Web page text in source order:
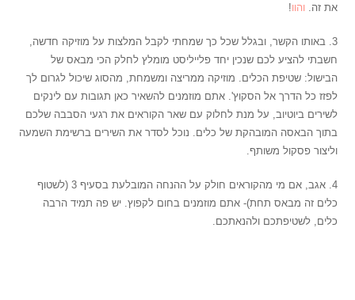
את זה.והוו!
3. באותו הקשר, ובגלל שכל כך שמחתי לקבל המלצות על מוזיקה חדשה,
חשבתי להציע לכם שנכין יחד פלייליסט מומלץ לחלק הכי מבאס של
הבישול: שטיפת הכלים. מוזיקה ממריצה ומשמחת, מהסוג שיכול לגרום לך
לפזז כל הדרך אל הסקוץ'. אתם מוזמנים להשאיר כאן תגובות עם לינקים
לשירים ביוטיוב, על מנת לחלוק עם שאר הקוראים את רגעי הסבבה שלכם
בתוך הבאסה המובהקת של כלים. נוכל לסדר את השירים ברשימת השמעה
וליצור פסקול משותף.
4. אגב, אם מי מהקוראים חולק על ההנחה המובלעת בסעיף 3 (לשטוף
כלים זה מבאס תחת)- אתם מוזמנים בחום לקפוץ. יש פה תמיד הרבה
כלים, לשטיפתכם ולהנאתכם.